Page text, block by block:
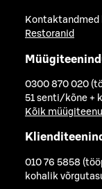
Kontaktandmed
Restoranid
0300 870 020
51 senti/kõne +
Kõik
010 76 5858
kohalik